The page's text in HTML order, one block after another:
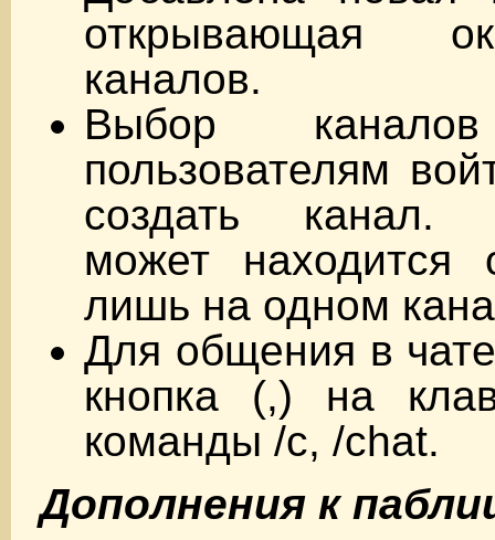
открывающая
каналов.
Выбор
пользователям
создать канал.
может находится
лишь на одном
Для общения в
кнопка (,) на
команды /c, /chat.
Дополнения к